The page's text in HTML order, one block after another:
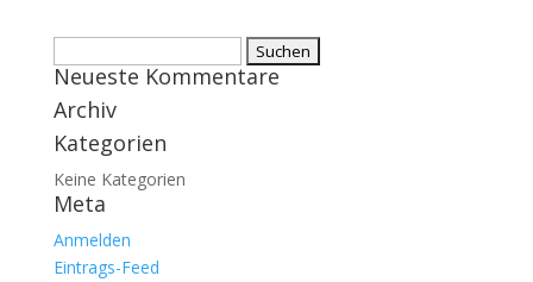
nach:
Neueste Kommentare
Archiv
Kategorien
Keine Kategorien
Meta
Anmelden
Eintrags-Feed